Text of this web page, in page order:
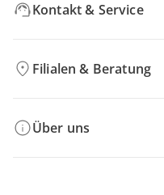
Kontakt & Service
Filialen & Beratung
Über uns